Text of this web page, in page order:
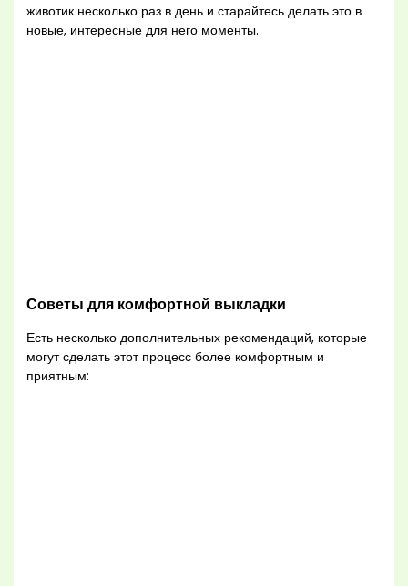
животик несколько раз в день и старайтесь делать это в
новые, интересные для него моменты.
Советы для комфортной выкладки
Есть несколько дополнительных рекомендаций, которые
могут сделать этот процесс более комфортным и
приятным: